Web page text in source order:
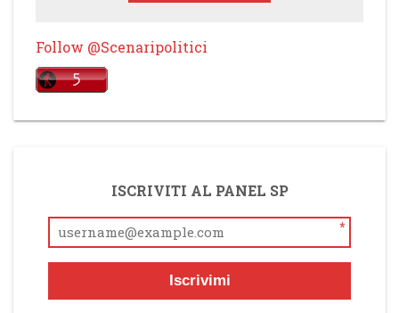
Follow @Scenaripolitici
ISCRIVITI AL PANEL SP
*
Iscrivimi